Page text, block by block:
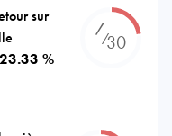
sur
23.33 %
7⁄30